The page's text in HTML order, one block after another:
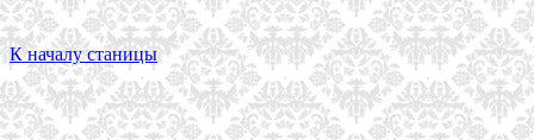
К началу станицы